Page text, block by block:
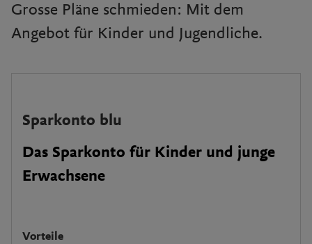
Grosse Pläne schmieden: Mit dem
Angebot für Kinder und Jugendliche.
Sparkonto blu
Das Sparkonto für Kinder und junge
Erwachsene
Vorteile